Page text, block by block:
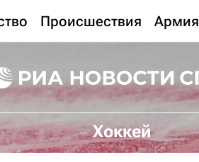
Происшествия Армия
Хоккей